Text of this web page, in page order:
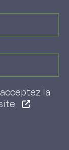
la